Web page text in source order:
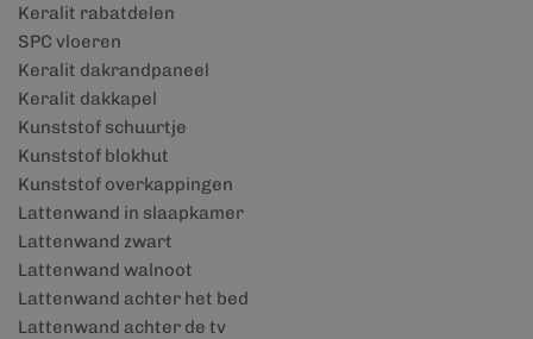
Keralit rabatdelen
SPC vloeren
Keralit dakrandpaneel
Keralit dakkapel
Kunststof schuurtje
Kunststof blokhut
Kunststof overkappingen
Lattenwand in slaapkamer
Lattenwand zwart
Lattenwand walnoot
Lattenwand achter het bed
Lattenwand achter de tv